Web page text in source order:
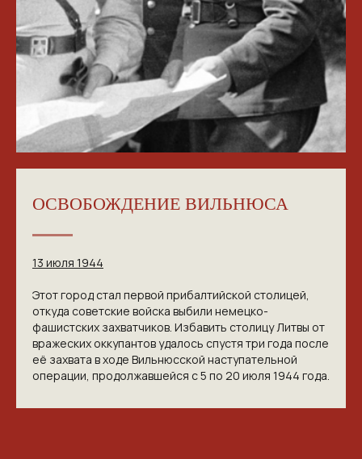
ОСВОБОЖДЕНИЕ ВИЛЬНЮСА
13 июля 1944
Этот город стал первой прибалтийской столицей,
откуда советские войска выбили немецко-
фашистских захватчиков. Избавить столицу Литвы от
вражеских оккупантов удалось спустя три года после
её захвата в ходе Вильнюсской наступательной
операции, продолжавшейся с 5 по 20 июля 1944 года.